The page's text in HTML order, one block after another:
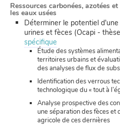
Ressources carbonées, azotées
les eaux usées
Déterminer le potentiel
urines et fèces (Ocapi -
spécifique
Étude des systèmes
territoires urbains et
des analyses de flux de
Identification des verrous
technologique du « tout à
Analyse prospective des
une séparation des fèces et
agricole de ces dernières